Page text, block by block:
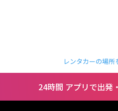
レンタカーの場所
24時間 アプリで出発